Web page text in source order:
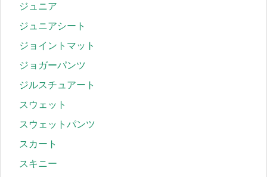
ジュニア
ジュニアシート
ジョイントマット
ジョガーパンツ
ジルスチュアート
スウェット
スウェットパンツ
スカート
スキニー